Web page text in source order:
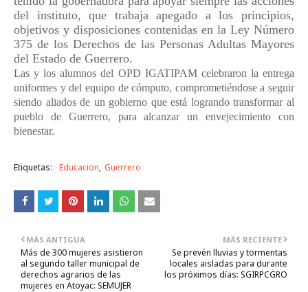
del instituto, que trabaja apegado a los principios,
objetivos y disposiciones contenidas en la Ley Número
375 de los Derechos de las Personas Adultas Mayores
del Estado de Guerrero.
Las y los alumnos del OPD IGATIPAM celebraron la entrega
uniformes y del equipo de cómputo, comprometiéndose a seguir
siendo aliados de un gobierno que está logrando transformar al
pueblo de Guerrero, para alcanzar un envejecimiento con
bienestar.
Etiquetas: Educacion Guerrero
MÁS RECIENTE
Se prevén lluvias y tormentas
locales aisladas para durante
los próximos días: SGIRPCGRO
MÁS ANTIGUA
Más de 300 mujeres asistieron
al segundo taller municipal de
derechos agrarios de las
mujeres en Atoyac: SEMUJER